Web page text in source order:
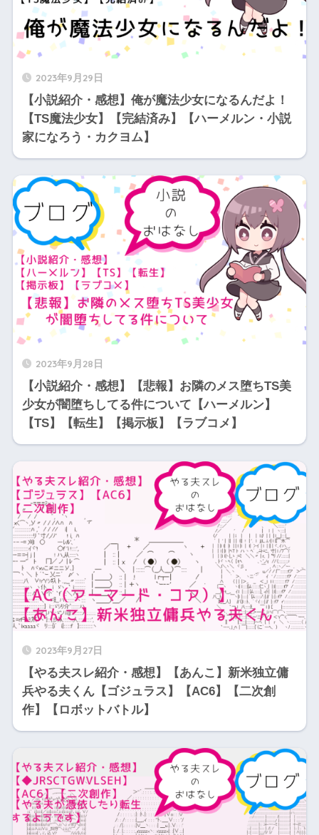
2023年9月29日
【小説紹介・感想】俺が魔法少女になるんだよ！
【TS魔法少女】【完結済み】【ハーメルン・小説
家になろう・カクヨム】
2023年9月28日
【小説紹介・感想】【悲報】お隣のメス堕ちTS美
少女が闇堕ちしてる件について【ハーメルン】
【TS】【転生】【掲示板】【ラブコメ】
2023年9月27日
【やる夫スレ紹介・感想】【あんこ】新米独立傭
兵やる夫くん【ゴジュラス】【AC6】【二次創
作】【ロボットバトル】